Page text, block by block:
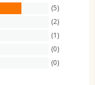
(5)
(2)
(1)
(0)
(0)